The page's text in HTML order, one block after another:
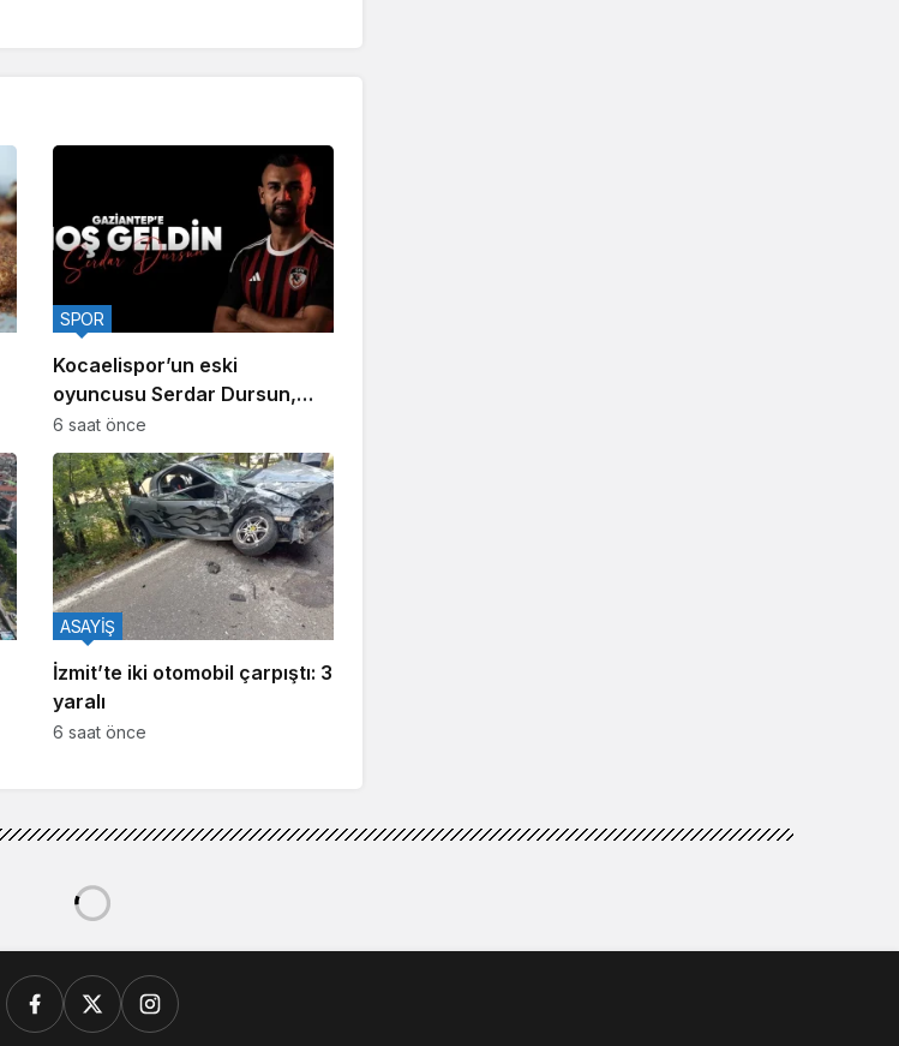
Kocaelispor’un eski
oyuncusu Serdar Dursun,
Gaziantep FK’da
SPOR
6 saat önce
İzmit’te iki otomobil çarpıştı: 3
yaralı
ASAYİŞ
6 saat önce